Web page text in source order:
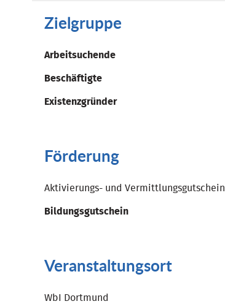
Zielgruppe
Arbeitsuchende
Beschäftigte
Existenzgründer
Förderung
Aktivierungs- und Vermittlungsgutschein
Bildungsgutschein
Veranstaltungsort
WbI Dortmund